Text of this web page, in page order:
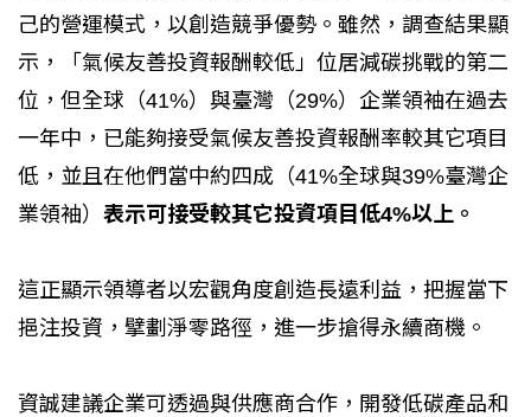
己的營運模式，以創造競爭優勢。雖然，調查結果顯
示，「氣候友善投資報酬較低」位居減碳挑戰的第二
位，但全球（41%）與臺灣（29%）企業領袖在過去
一年中，已能夠接受氣候友善投資報酬率較其它項目
低，並且在他們當中約四成（41%全球與39%臺灣企
業領袖） 表示可接受較其它投資項目低4%以上。
這正顯示領導者以宏觀角度創造長遠利益，把握當下
挹注投資，擘劃淨零路徑，進一步搶得永續商機。
資誠建議企業可透過與供應商合作，開發低碳產品和